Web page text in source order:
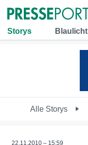
Storys Blaulicht
Alle Storys
22.11.2010 – 15:59